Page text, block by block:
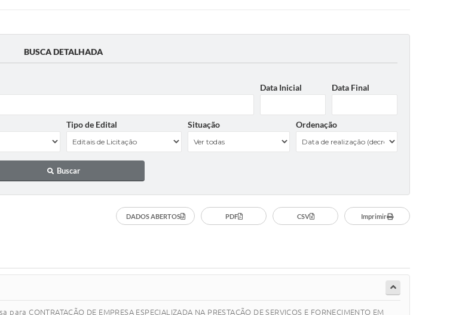
BUSCA DETALHADA
Data Inicial Data Final
Tipo de Edital Situação Ordenação
Buscar
DADOS ABERTOS PDF CSV Imprimir
DE EMPRESA ESPECIALIZADA NA PRESTAÇÃO DE SERVIÇOS E FORNECIMENTO EM